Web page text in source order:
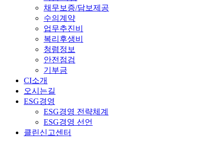
채무보증/담보제공
수의계약
업무추진비
복리후생비
청렴정보
안전점검
기부금
CI소개
오시는길
ESG경영
ESG경영 전략체계
ESG경영 선언
클린신고센터